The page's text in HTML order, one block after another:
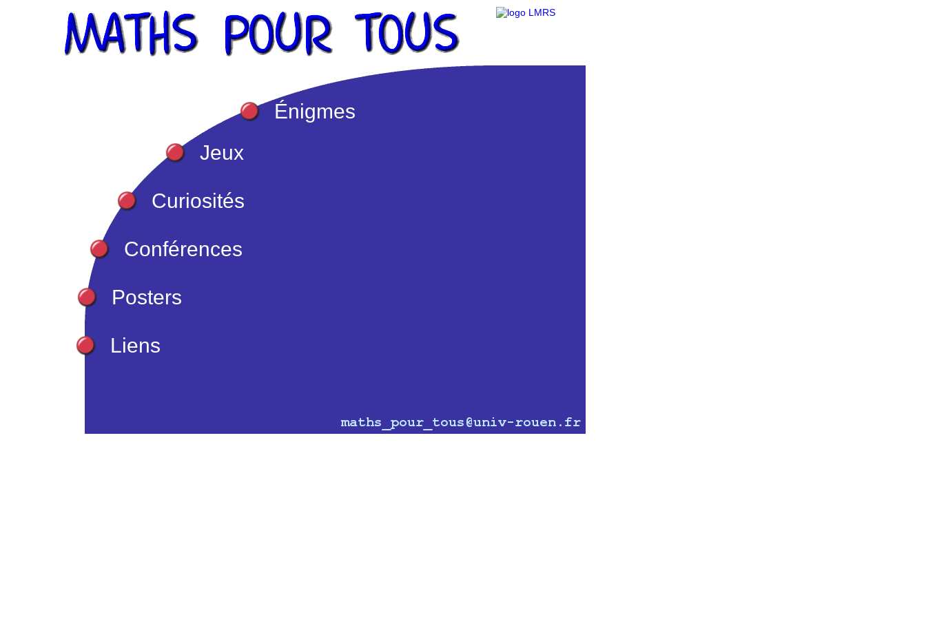
Énigmes
Jeux
Curiosités
Conférences
Posters
Liens